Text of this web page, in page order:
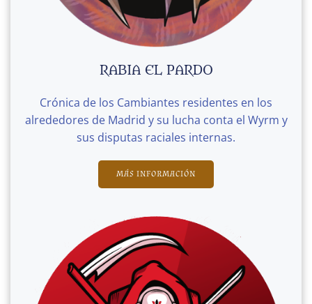
RABIA EL PARDO
Crónica de los Cambiantes residentes en los
alrededores de Madrid y su lucha conta el Wyrm y
sus disputas raciales internas.
MÁS INFORMACIÓN